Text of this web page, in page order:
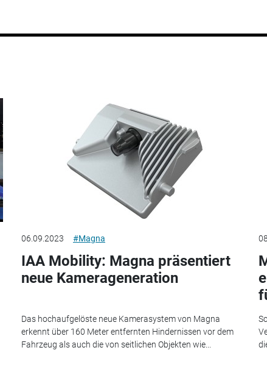
06.09.2023 #Magna
IAA Mobility: Magna präsentiert
neue Kamerageneration
Das hochaufgelöste neue Kamerasystem von Magna
erkennt über 160 Meter entfernten Hindernissen vor dem
Fahrzeug als auch die von seitlichen Objekten wie...